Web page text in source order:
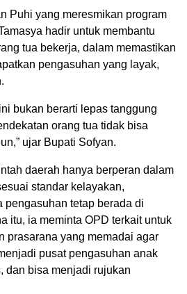
Puhi yang meresmikan program
hadir untuk membantu
tua bekerja, dalam memastikan
pengasuhan yang layak,
bukan berarti lepas tanggung
orang tua tidak bisa
ujar Bupati Sofyan.
daerah hanya berperan dalam
standar kelayakan,
pengasuhan tetap berada di
itu, ia meminta OPD terkait untuk
prasarana yang memadai agar
pusat pengasuhan anak
dan bisa menjadi rujukan